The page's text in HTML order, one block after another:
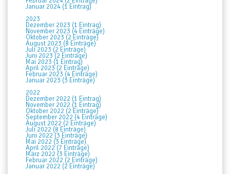
Januar 2024 (1 Eintrag)
2023
Dezember 2023 (1 Eintrag)
November 2023 (4 Einträge)
Oktober 2023 (2 Einträge)
August 2023 (8 Einträge)
Juli 2023 (2 Einträge)
Juni 2023 (2 Einträge)
Mai 2023 (1 Eintrag)
April 2023 (2 Einträge)
Februar 2023 (4 Einträge)
Januar 2023 (3 Einträge)
2022
Dezember 2022 (1 Eintrag)
November 2022 (1 Eintrag)
Oktober 2022 (2 Einträge)
September 2022 (4 Einträge)
August 2022 (2 Einträge)
Juli 2022 (8 Einträge)
Juni 2022 (3 Einträge)
Mai 2022 (3 Einträge)
April 2022 (7 Einträge)
März 2022 (3 Einträge)
Februar 2022 (2 Einträge)
Januar 2022 (2 Einträge)